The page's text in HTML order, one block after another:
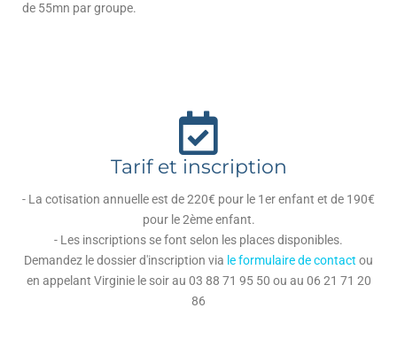
de 55mn par groupe.
Tarif et inscription
- La cotisation annuelle est de 220€ pour le 1er enfant et de 190€
pour le 2ème enfant.
- Les inscriptions se font selon les places disponibles.
Demandez le dossier d'inscription via le formulaire de contact ou
en appelant Virginie le soir au 03 88 71 95 50 ou au 06 21 71 20
86